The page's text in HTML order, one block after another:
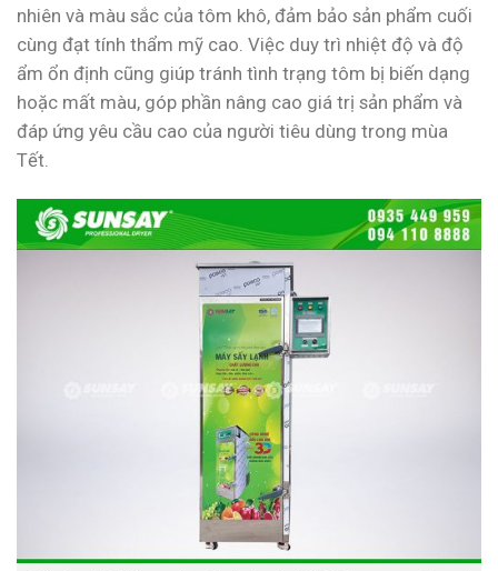
nhiên và màu sắc của tôm khô, đảm bảo sản phẩm cuối
cùng đạt tính thẩm mỹ cao. Việc duy trì nhiệt độ và độ
ẩm ổn định cũng giúp tránh tình trạng tôm bị biến dạng
hoặc mất màu, góp phần nâng cao giá trị sản phẩm và
đáp ứng yêu cầu cao của người tiêu dùng trong mùa
Tết.